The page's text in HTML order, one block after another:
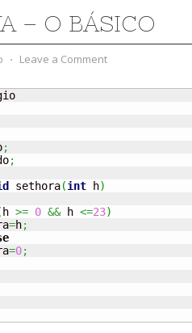
– O BÁSICO
⋅ Leave a Comment
;
;
sethora(int h)
h >= 0 && h <=23)
=h;
=0;